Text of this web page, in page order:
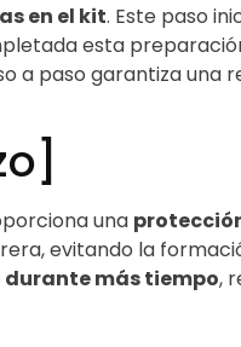
en el kit. Este paso
esta
a paso garantiza una
una
evitando la
durante más tiempo,